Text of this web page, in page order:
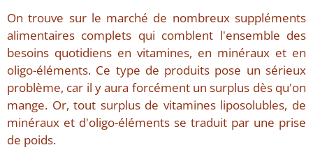
On trouve sur le marché de nombreux suppléments
alimentaires complets qui comblent l'ensemble des
besoins quotidiens en vitamines, en minéraux et en
oligo-éléments. Ce type de produits pose un sérieux
problème, car il y aura forcément un surplus dès qu'on
mange. Or, tout surplus de vitamines liposolubles, de
minéraux et d'oligo-éléments se traduit par une prise
de poids.